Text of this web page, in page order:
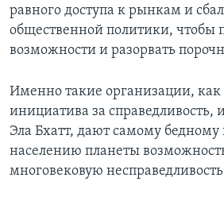
равного доступа к рынкам и
общественной политики, чтобы
возможности и разорвать
Именно такие организации, как
инициатива за справедливость,
Эла Бхатт, дают самому
населению планеты
многовековую